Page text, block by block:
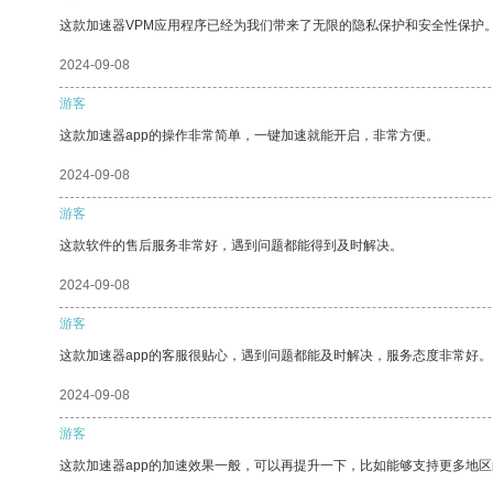
这款加速器VPM应用程序已经为我们带来了无限的隐私保护和安全性保护。
2024-09-08
游客
这款加速器app的操作非常简单，一键加速就能开启，非常方便。
2024-09-08
游客
这款软件的售后服务非常好，遇到问题都能得到及时解决。
2024-09-08
游客
这款加速器app的客服很贴心，遇到问题都能及时解决，服务态度非常好。
2024-09-08
游客
这款加速器app的加速效果一般，可以再提升一下，比如能够支持更多地区